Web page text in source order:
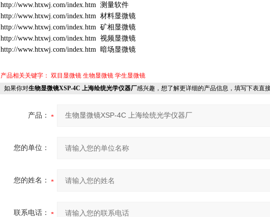
http://www.htxwj.com/index.htm 测量软件
http://www.htxwj.com/index.htm 材料显微镜
http://www.htxwj.com/index.htm 矿相显微镜
http://www.htxwj.com/index.htm 视频显微镜
http://www.htxwj.com/index.htm 暗场显微镜
产品相关关键字： 双目显微镜 生物显微镜 学生显微镜
如果你对生物显微镜XSP-4C 上海绘统光学仪器厂感兴趣，想了解更详细的产品信息，填写下表直
产品：
您的单位：
您的姓名：
联系电话：